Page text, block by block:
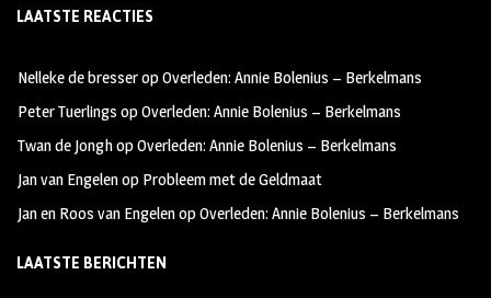
b
oo
k
ag
m
tt
LAATSTE REACTIES
Nelleke de bresseropOverleden: Annie Bolenius – Berkelmans
Peter Tuerlings opOverleden: Annie Bolenius – Berkelmans
Twan de JonghopOverleden: Annie Bolenius – Berkelmans
Jan van Engelenop Probleem met de Geldmaat
Jan en Roos van EngelenopOverleden: Annie Bolenius – Berkelmans
LAATSTE BERICHTEN